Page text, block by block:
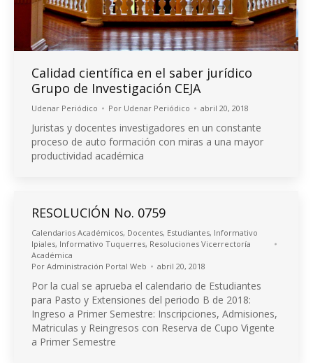
Calidad científica en el saber jurídico
Grupo de Investigación CEJA
Udenar Periódico Por Udenar Periódico abril 20, 2018
Juristas y docentes investigadores en un constante
proceso de auto formación con miras a una mayor
productividad académica
RESOLUCIÓN No. 0759
Calendarios Académicos, Docentes, Estudiantes, Informativo
Ipiales, Informativo Tuquerres, Resoluciones Vicerrectoría
Académica
Por Administración Portal Web abril 20, 2018
Por la cual se aprueba el calendario de Estudiantes
para Pasto y Extensiones del periodo B de 2018:
Ingreso a Primer Semestre: Inscripciones, Admisiones,
Matriculas y Reingresos con Reserva de Cupo Vigente
a Primer Semestre